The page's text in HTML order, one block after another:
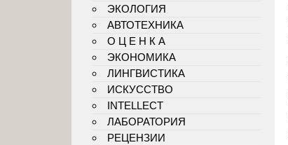
ЭКОЛОГИЯ
АВТОТЕХНИКА
О Ц Е Н К А
ЭКОНОМИКА
ЛИНГВИСТИКА
ИСКУССТВО
INTELLECT
ЛАБОРАТОРИЯ
РЕЦЕНЗИИ